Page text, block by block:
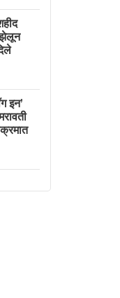
झेलून
इन’